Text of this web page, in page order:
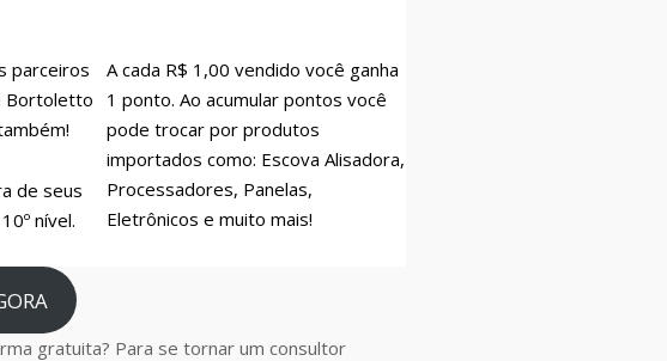
parceiros
Bortoletto
de seus
nível.
A cada R$ 1,00 vendido você ganha
1 ponto. Ao acumular pontos você
pode trocar por produtos
importados como: Escova Alisadora,
Processadores, Panelas,
Eletrônicos e muito mais!
gratuita? Para se tornar um consultor